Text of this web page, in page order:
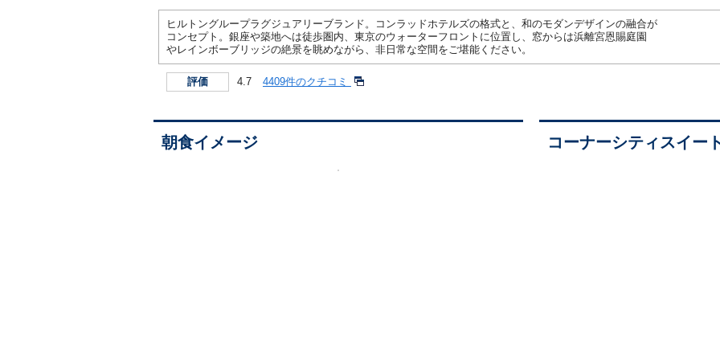
ヒルトングループラグジュアリーブランド。コンラッドホテルズの格式と、和のモダンデザインの融合が
コンセプト。銀座や築地へは徒歩圏内、東京のウォーターフロントに位置し、窓からは浜離宮恩賜庭園
やレインボーブリッジの絶景を眺めながら、非日常な空間をご堪能ください。
評価 4.7 4409件のクチコミ
朝食イメージ コーナーシティスイー